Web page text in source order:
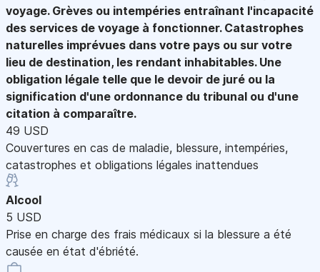
voyage. Grèves ou intempéries entraînant l'incapacité
des services de voyage à fonctionner. Catastrophes
naturelles imprévues dans votre pays ou sur votre
lieu de destination, les rendant inhabitables. Une
obligation légale telle que le devoir de juré ou la
signification d'une ordonnance du tribunal ou d'une
citation à comparaître.
49 USD
Couvertures en cas de maladie, blessure, intempéries,
catastrophes et obligations légales inattendues
Alcool
5 USD
Prise en charge des frais médicaux si la blessure a été
causée en état d'ébriété.